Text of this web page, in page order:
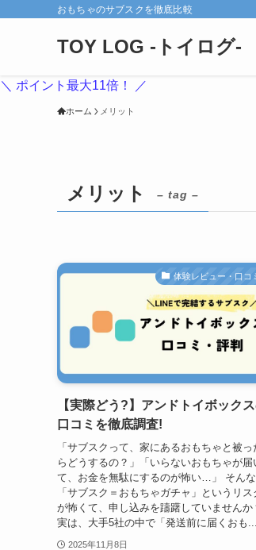
おもちゃのサブスクを徹底比較
TOY LOG -トイログ-
＼ ポイント最大11倍！ ／
ホーム メリット
メリット – tag –
体験レビュー・口コ
【実際どう?】アンドトイボック
口コミを徹底調査!
「サブスクって、家にあるおもちゃと被っ
らどうするの？」「いらないおもちゃが届
て、お金を無駄にするのが怖い…」 そんな
「サブスク＝おもちゃガチャ」というリス
が怖くて、申し込みを躊躇していませんか
実は、大手5社の中で「発送前に届くおも...
2025年11月8日